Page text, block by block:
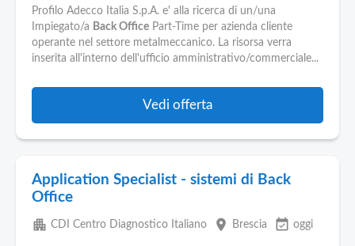
Pubblica
Profilo Adecco Italia S.p.A. e' alla ricerca di un/una
Impiegato/a Back Office Part-Time per azienda cliente
operante nel settore metalmeccanico. La risorsa verra
inserita all'interno dell'ufficio amministrativo/commerciale...
Vedi offerta
Application Specialist - sistemi di Back
Office
apartment CDI Centro Diagnostico Italiano place Brescia event_available oggi